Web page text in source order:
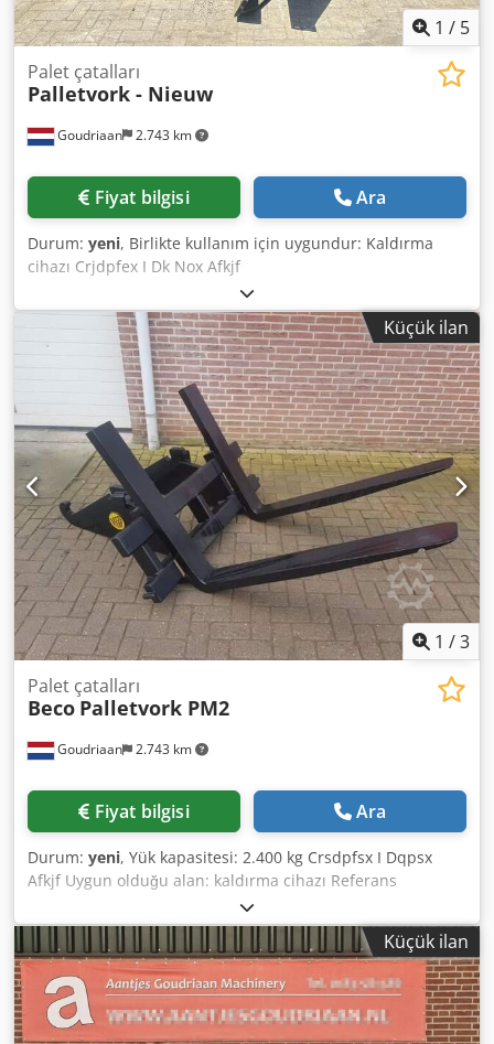
1 / 5
Goudriaan 2.743 km
Palet çatalları
Palletvork - Nieuw
Fiyat bilgisi Ara
Durum: yeni, Birlikte kullanım için uygundur: Kaldırma
cihazı Crjdpfex I Dk Nox Afkjf
Küçük ilan
1 /3
Goudriaan 2.743 km
Palet çatalları
Beco Palletvork PM2
Fiyat bilgisi Ara
Durum: yeni, Yük kapasitesi: 2.400 kg Crsdpfsx I Dqpsx
Afkjf Uygun olduğu alan: kaldırma cihazı Referans
Küçük ilan